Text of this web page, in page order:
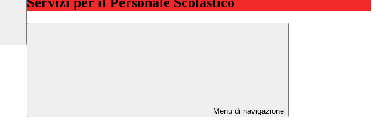
Menu di navigazione